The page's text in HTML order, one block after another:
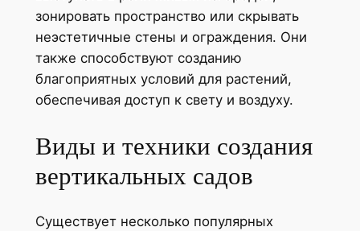
зонировать пространство или скрывать
неэстетичные стены и ограждения. Они
также способствуют созданию
благоприятных условий для растений,
обеспечивая доступ к свету и воздуху.
Виды и техники создания
вертикальных садов
Существует несколько популярных